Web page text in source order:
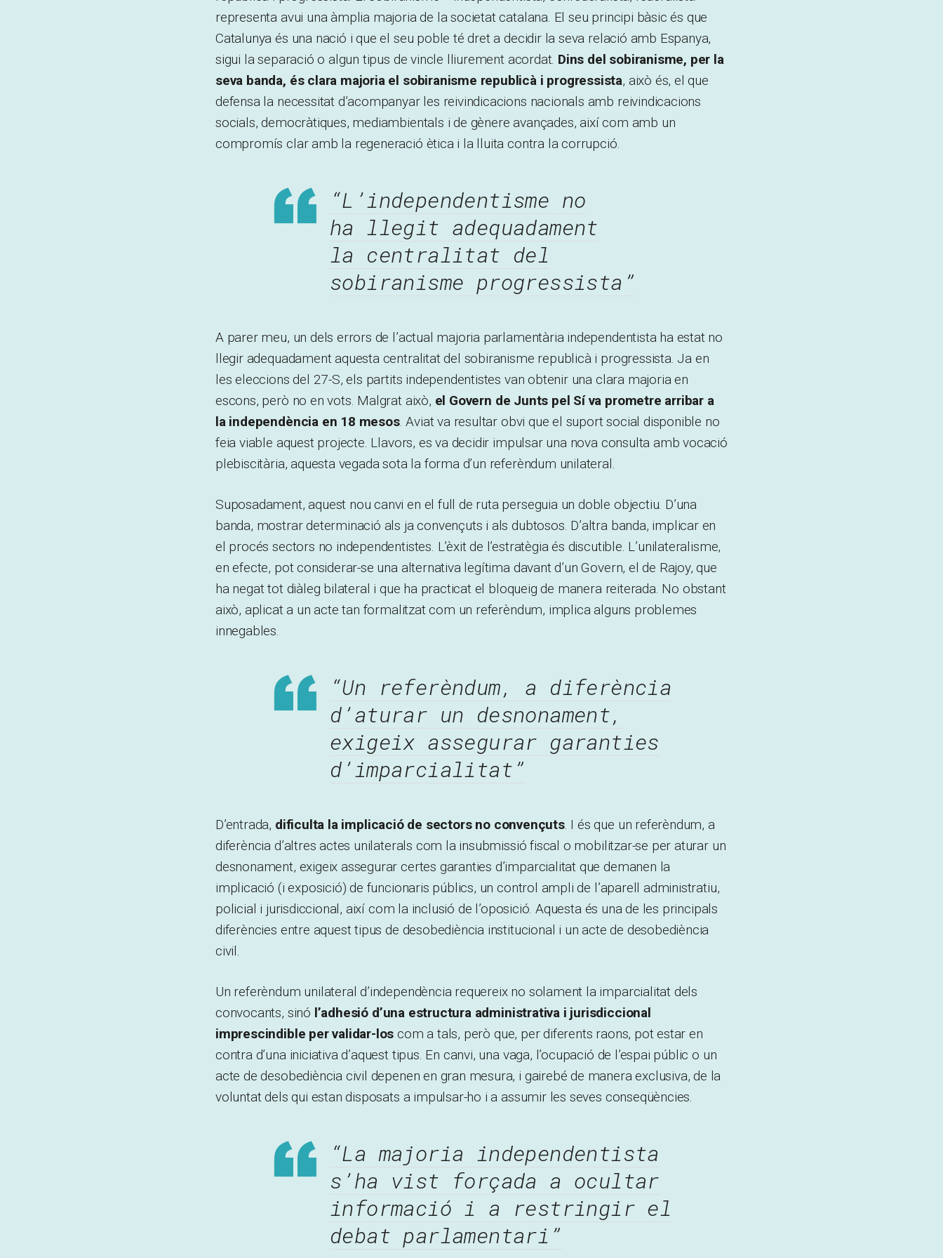
representa avui una àmplia majoria de la societat catalana. El seu principi bàsic és que
Catalunya és una nació i que el seu poble té dret a decidir la seva relació amb Espanya,
sigui la separació o algun tipus de vincle lliurement acordat. Dins del sobiranisme, per la
seva banda, és clara majoria el sobiranisme republicà i progressista, això és, el que
defensa la necessitat d’acompanyar les reivindicacions nacionals amb reivindicacions
socials, democràtiques, mediambientals i de gènere avançades, així com amb un
compromís clar amb la regeneració ètica i la lluita contra la corrupció.
“L’independentisme no
ha llegit adequadament
la centralitat del
sobiranisme progressista”
A parer meu, un dels errors de l’actual majoria parlamentària independentista ha estat no
llegir adequadament aquesta centralitat del sobiranisme republicà i progressista. Ja en
les eleccions del 27-S, els partits independentistes van obtenir una clara majoria en
escons, però no en vots. Malgrat això, el Govern de Junts pel Sí va prometre arribar a
la independència en 18 mesos. Aviat va resultar obvi que el suport social disponible no
feia viable aquest projecte. Llavors, es va decidir impulsar una nova consulta amb vocació
plebiscitària, aquesta vegada sota la forma d’un referèndum unilateral.
Suposadament, aquest nou canvi en el full de ruta perseguia un doble objectiu. D’una
banda, mostrar determinació als ja convençuts i als dubtosos. D’altra banda, implicar en
el procés sectors no independentistes. L’èxit de l’estratègia és discutible. L’unilateralisme,
en efecte, pot considerar-se una alternativa legítima davant d’un Govern, el de Rajoy, que
ha negat tot diàleg bilateral i que ha practicat el bloqueig de manera reiterada. No obstant
això, aplicat a un acte tan formalitzat com un referèndum, implica alguns problemes
innegables.
“Un referèndum, a diferència
d’aturar un desnonament,
exigeix assegurar garanties
d’imparcialitat”
D’entrada, dificulta la implicació de sectors no convençuts. I és que un referèndum, a
diferència d’altres actes unilaterals com la insubmissió fiscal o mobilitzar-se per aturar un
desnonament, exigeix assegurar certes garanties d’imparcialitat que demanen la
implicació (i exposició) de funcionaris públics, un control ampli de l’aparell administratiu,
policial i jurisdiccional, així com la inclusió de l’oposició. Aquesta és una de les principals
diferències entre aquest tipus de desobediència institucional i un acte de desobediència
civil.
Un referèndum unilateral d’independència requereix no solament la imparcialitat dels
convocants, sinó l’adhesió d’una estructura administrativa i jurisdiccional
imprescindible per validar-los com a tals, però que, per diferents raons, pot estar en
contra d’una iniciativa d’aquest tipus. En canvi, una vaga, l’ocupació de l’espai públic o un
acte de desobediència civil depenen en gran mesura, i gairebé de manera exclusiva, de la
voluntat dels qui estan disposats a impulsar-ho i a assumir les seves conseqüències.
“La majoria independentista
s’ha vist forçada a ocultar
informació i a restringir el
debat parlamentari”